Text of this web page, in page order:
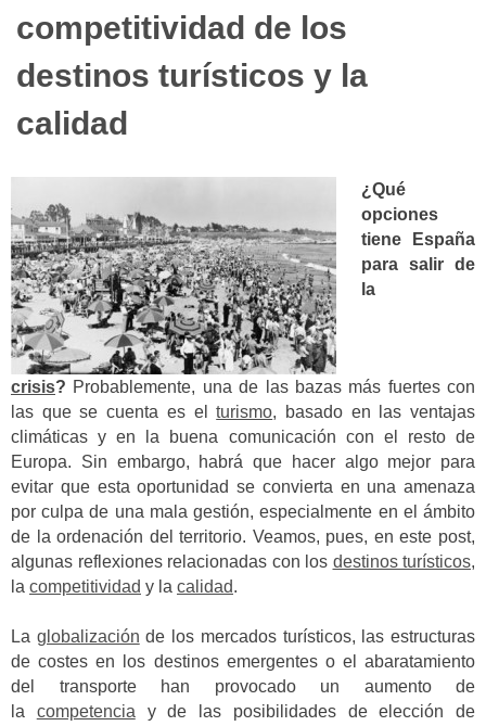
competitividad de los
destinos turísticos y la
calidad
¿Qué
opciones
tiene España
para salir de
la
crisis? Probablemente, una de las bazas más fuertes con
las que se cuenta es elturismo, basado en las ventajas
climáticas y en la buena comunicación con el resto de
Europa. Sin embargo, habrá que hacer algo mejor para
evitar que esta oportunidad se convierta en una amenaza
por culpa de una mala gestión, especialmente en el ámbito
de la ordenación del territorio. Veamos, pues, en este post,
algunas reflexiones relacionadas con los destinos turísticos,
la competitividad y la calidad.
La globalización de los mercados turísticos, las estructuras
de costes en los destinos emergentes o el abaratamiento
del transporte han provocado un aumento de
la competencia y de las posibilidades de elección de